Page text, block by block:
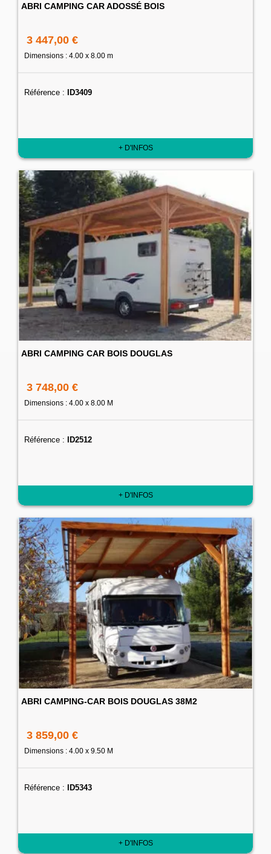
ABRI CAMPING CAR ADOSSÉ BOIS
3 447,00 €
Dimensions : 4.00 x 8.00 m
Référence : ID3409
+ D'INFOS
ABRI CAMPING CAR BOIS DOUGLAS
3 748,00 €
Dimensions : 4.00 x 8.00 M
Référence : ID2512
+ D'INFOS
ABRI CAMPING-CAR BOIS DOUGLAS 38M2
3 859,00 €
Dimensions : 4.00 x 9.50 M
Référence : ID5343
+ D'INFOS